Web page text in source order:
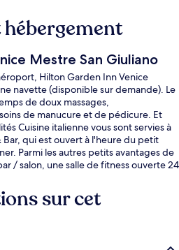
hébergement
Mestre San Giuliano
Hilton Garden Inn Venice
navette (disponible sur demande). Le
de doux massages,
de manucure et de pédicure. Et
Cuisine italienne vous sont servies à
qui est ouvert à l'heure du petit
Parmi les autres petits avantages de
/ salon, une salle de fitness ouverte 24
attentionné et la présentation
sur cet